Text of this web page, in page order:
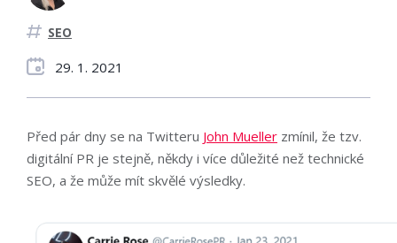
SEO
29. 1. 2021
Před pár dny se na Twitteru John Mueller zmínil, že tzv.
digitální PR je stejně, někdy i více důležité než technické
SEO, a že může mít skvělé výsledky.